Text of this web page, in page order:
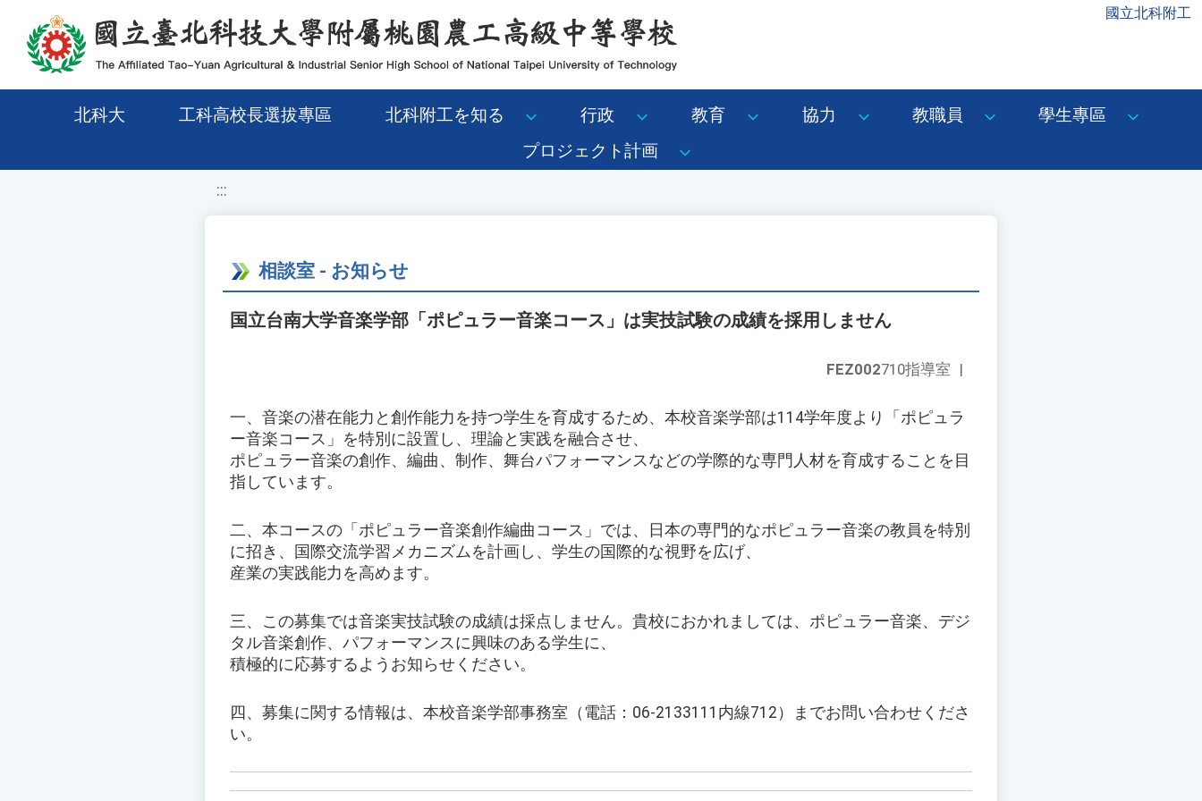
移至網頁之主要內容區位置 國立北科附工
北科大 工科高校長選拔專區 北科附工を知る 行政 教育 協力 教職員
學生專區
プロジェクト計画
:::
相談室 - お知らせ
国立台南大学音楽学部「ポピュラー音楽コース」は実技試験の成績を採用しません
FEZ002710指導室 |
一、音楽の潜在能力と創作能力を持つ学生を育成するため、本校音楽学部は114学年度より「ポピュラ
ー音楽コース」を特別に設置し、理論と実践を融合させ、
ポピュラー音楽の創作、編曲、制作、舞台パフォーマンスなどの学際的な専門人材を育成することを目
指しています。
二、本コースの「ポピュラー音楽創作編曲コース」では、日本の専門的なポピュラー音楽の教員を特別
に招き、国際交流学習メカニズムを計画し、学生の国際的な視野を広げ、
産業の実践能力を高めます。
三、この募集では音楽実技試験の成績は採点しません。貴校におかれましては、ポピュラー音楽、デジ
タル音楽創作、パフォーマンスに興味のある学生に、
積極的に応募するようお知らせください。
四、募集に関する情報は、本校音楽学部事務室（電話：06-2133111内線712）までお問い合わせくださ
い。